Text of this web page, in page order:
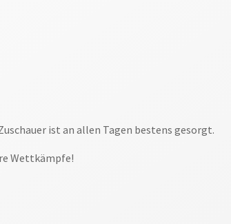
ist an allen Tagen bestens gesorgt.
Wettkämpfe!